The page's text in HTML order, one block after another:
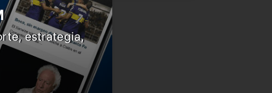
estrategia,